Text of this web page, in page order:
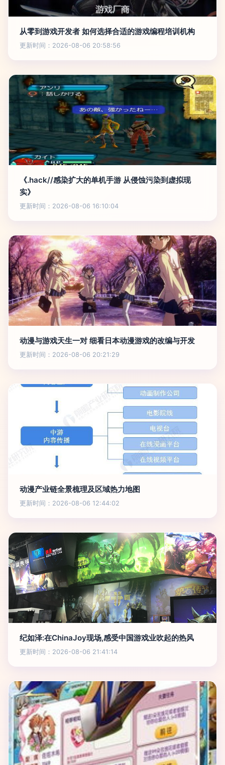
从零到游戏开发者 如何选择合适的游戏编程培训机构
更新时间：2026-08-06 20:58:56
《.hack//感染扩大的单机手游 从侵蚀污染到虚拟现
实》
更新时间：2026-08-06 16:10:04
动漫与游戏天生一对 细看日本动漫游戏的改编与开发
更新时间：2026-08-06 20:21:29
动漫产业链全景梳理及区域热力地图
更新时间：2026-08-06 12:44:02
纪如泽:在ChinaJoy现场,感受中国游戏业吹起的热风
更新时间：2026-08-06 21:41:14